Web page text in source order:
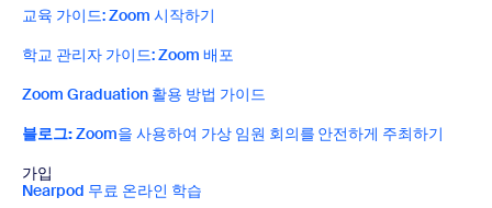
교육 가이드: Zoom 시작하기
학교 관리자 가이드: Zoom 배포
Zoom Graduation 활용 방법 가이드
블로그:Zoom을 사용하여 가상 임원 회의를 안전하게 주최하기
가입
Nearpod 무료 온라인 학습